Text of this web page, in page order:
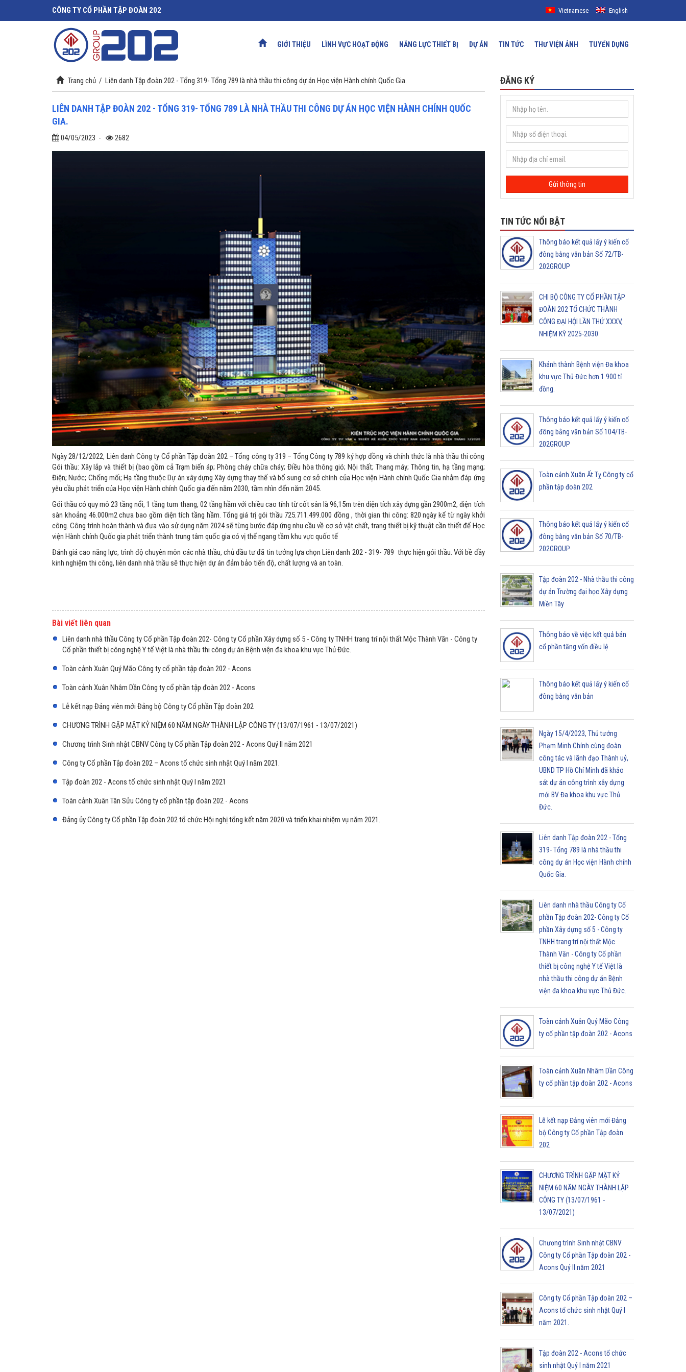
CÔNG TY CỔ PHẦN TẬP ĐOÀN 202 Vietnamese English
GIỚI THIỆU LĨNH VỰC HOẠT ĐỘNG NĂNG LỰC THIẾT BỊ DỰ ÁN TIN TỨC THƯ VIỆN ẢNH TUYỂN DỤNG
Trang chủ / Liên danh Tập đoàn 202 - Tổng 319- Tổng 789 là nhà thầu thi công dự án Học viện Hành chính Quốc Gia.
LIÊN DANH TẬP ĐOÀN 202 - TỔNG 319- TỔNG 789 LÀ NHÀ THẦU THI CÔNG DỰ ÁN HỌC VIỆN HÀNH CHÍNH QUỐC
GIA.
04/05/2023 - 2682
Ngày 28/12/2022, Liên danh Công ty Cổ phần Tập đoàn 202 – Tổng công ty 319 – Tổng Công ty 789 ký hợp đồng và chính thức là nhà thầu thi công
Gói thầu: Xây lắp và thiết bị (bao gồm cả Trạm biến áp; Phòng cháy chữa cháy; Điều hòa thông gió; Nội thất; Thang máy; Thông tin, hạ tầng mạng;
Điện; Nước; Chống mối; Hạ tầng thuộc Dự án xây dựng Xây dựng thay thế và bổ sung cơ sở chính của Học viện Hành chính Quốc Gia nhằm đáp ứng
yêu cầu phát triển của Học viện Hành chính Quốc gia đến năm 2030, tầm nhìn đến năm 2045.
Gói thầu có quy mô 23 tầng nổi, 1 tầng tum thang, 02 tầng hầm với chiều cao tính từ cốt sân là 96,15m trên diện tích xây dựng gần 2900m2, diện tích
sàn khoảng 46.000m2 chưa bao gồm diện tích tầng hầm. Tổng giá trị gói thầu 725.711.499.000 đồng , thời gian thi công: 820 ngày kể từ ngày khởi
công. Công trình hoàn thành và đưa vào sử dụng năm 2024 sẽ từng bước đáp ứng nhu cầu về cơ sở vật chất, trang thiết bị kỹ thuật cần thiết để Học
viện Hành chính Quốc gia phát triển thành trung tâm quốc gia có vị thế ngang tầm khu vực quốc tế
Đánh giá cao năng lực, trình độ chuyên môn các nhà thầu, chủ đầu tư đã tin tưởng lựa chọn Liên danh 202 - 319- 789 thực hiện gói thầu. Với bề đầy
kinh nghiệm thi công, liên danh nhà thầu sẽ thực hiện dự án đảm bảo tiến độ, chất lượng và an toàn.
Bài viết liên quan
Liên danh nhà thầu Công ty Cổ phần Tập đoàn 202- Công ty Cổ phần Xây dựng số 5 - Công ty TNHH trang trí nội thất Mộc Thành Văn - Công ty
Cổ phần thiết bị công nghệ Y tế Việt là nhà thầu thi công dự án Bệnh viện đa khoa khu vực Thủ Đức.
Toàn cảnh Xuân Quý Mão Công ty cổ phần tập đoàn 202 - Acons
Toàn cảnh Xuân Nhâm Dần Công ty cổ phần tập đoàn 202 - Acons
Lễ kết nạp Đảng viên mới Đảng bộ Công ty Cổ phần Tập đoàn 202
CHƯƠNG TRÌNH GẶP MẶT KỶ NIỆM 60 NĂM NGÀY THÀNH LẬP CÔNG TY (13/07/1961 - 13/07/2021)
Chương trình Sinh nhật CBNV Công ty Cổ phần Tập đoàn 202 - Acons Quý II năm 2021
Công ty Cổ phần Tập đoàn 202 – Acons tổ chức sinh nhật Quý I năm 2021.
Tập đoàn 202 - Acons tổ chức sinh nhật Quý I năm 2021
Toàn cảnh Xuân Tân Sửu Công ty cổ phần tập đoàn 202 - Acons
Đảng ủy Công ty Cổ phần Tập đoàn 202 tổ chức Hội nghị tổng kết năm 2020 và triển khai nhiệm vụ năm 2021.
ĐĂNG KÝ
TIN TỨC NỔI BẬT
Thông báo kết quả lấy ý kiến cổ
đông bằng văn bản Số 72/TB-
202GROUP
CHI BỘ CÔNG TY CỔ PHẦN TẬP
ĐOÀN 202 TỔ CHỨC THÀNH
CÔNG ĐẠI HỘI LẦN THỨ XXXV,
NHIỆM KỲ 2025-2030
Khánh thành Bệnh viện Đa khoa
khu vực Thủ Đức hơn 1.900 tỉ
đồng.
Thông báo kết quả lấy ý kiến cổ
đông bằng văn bản Số 104/TB-
202GROUP
Toàn cảnh Xuân Ất Tỵ Công ty cổ
phần tập đoàn 202
Thông báo kết quả lấy ý kiến cổ
đông bằng văn bản Số 70/TB-
202GROUP
Tập đoàn 202 - Nhà thầu thi công
dự án Trường đại học Xây dựng
Miền Tây
Thông báo về việc kết quả bán
cổ phần tăng vốn điều lệ
Thông báo kết quả lấy ý kiến cổ
đông bằng văn bản
Ngày 15/4/2023, Thủ tướng
Phạm Minh Chính cùng đoàn
công tác và lãnh đạo Thành uỷ,
UBND TP Hồ Chí Minh đã khảo
sát dự án công trình xây dựng
mới BV Đa khoa khu vực Thủ
Đức.
Liên danh Tập đoàn 202 - Tổng
319- Tổng 789 là nhà thầu thi
công dự án Học viện Hành chính
Quốc Gia.
Liên danh nhà thầu Công ty Cổ
phần Tập đoàn 202- Công ty Cổ
phần Xây dựng số 5 - Công ty
TNHH trang trí nội thất Mộc
Thành Văn - Công ty Cổ phần
thiết bị công nghệ Y tế Việt là
nhà thầu thi công dự án Bệnh
viện đa khoa khu vực Thủ Đức.
Toàn cảnh Xuân Quý Mão Công
ty cổ phần tập đoàn 202 - Acons
Toàn cảnh Xuân Nhâm Dần Công
ty cổ phần tập đoàn 202 - Acons
Lễ kết nạp Đảng viên mới Đảng
bộ Công ty Cổ phần Tập đoàn
202
CHƯƠNG TRÌNH GẶP MẶT KỶ
NIỆM 60 NĂM NGÀY THÀNH LẬP
CÔNG TY (13/07/1961 -
13/07/2021)
Chương trình Sinh nhật CBNV
Công ty Cổ phần Tập đoàn 202 -
Acons Quý II năm 2021
Công ty Cổ phần Tập đoàn 202 –
Acons tổ chức sinh nhật Quý I
năm 2021.
Tập đoàn 202 - Acons tổ chức
sinh nhật Quý I năm 2021